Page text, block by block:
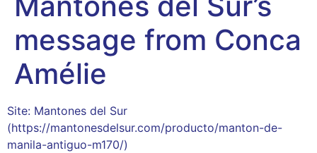
message from Conca
Amélie
Site: Mantones del Sur
(https://mantonesdelsur.com/producto/manton-de-
manila-antiguo-m170/)